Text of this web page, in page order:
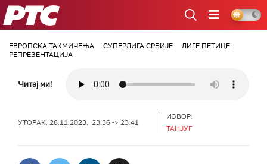
РТС
ЕВРОПСКА ТАКМИЧЕЊА СУПЕРЛИГА СРБИЈЕ
ЛИГЕ ПЕТИЦЕ
РЕПРЕЗЕНТАЦИЈА
Читај ми!
УТОРАК, 28.11.2023, 23:36 -> 23:41
ИЗВОР:
ТАНЈУГ